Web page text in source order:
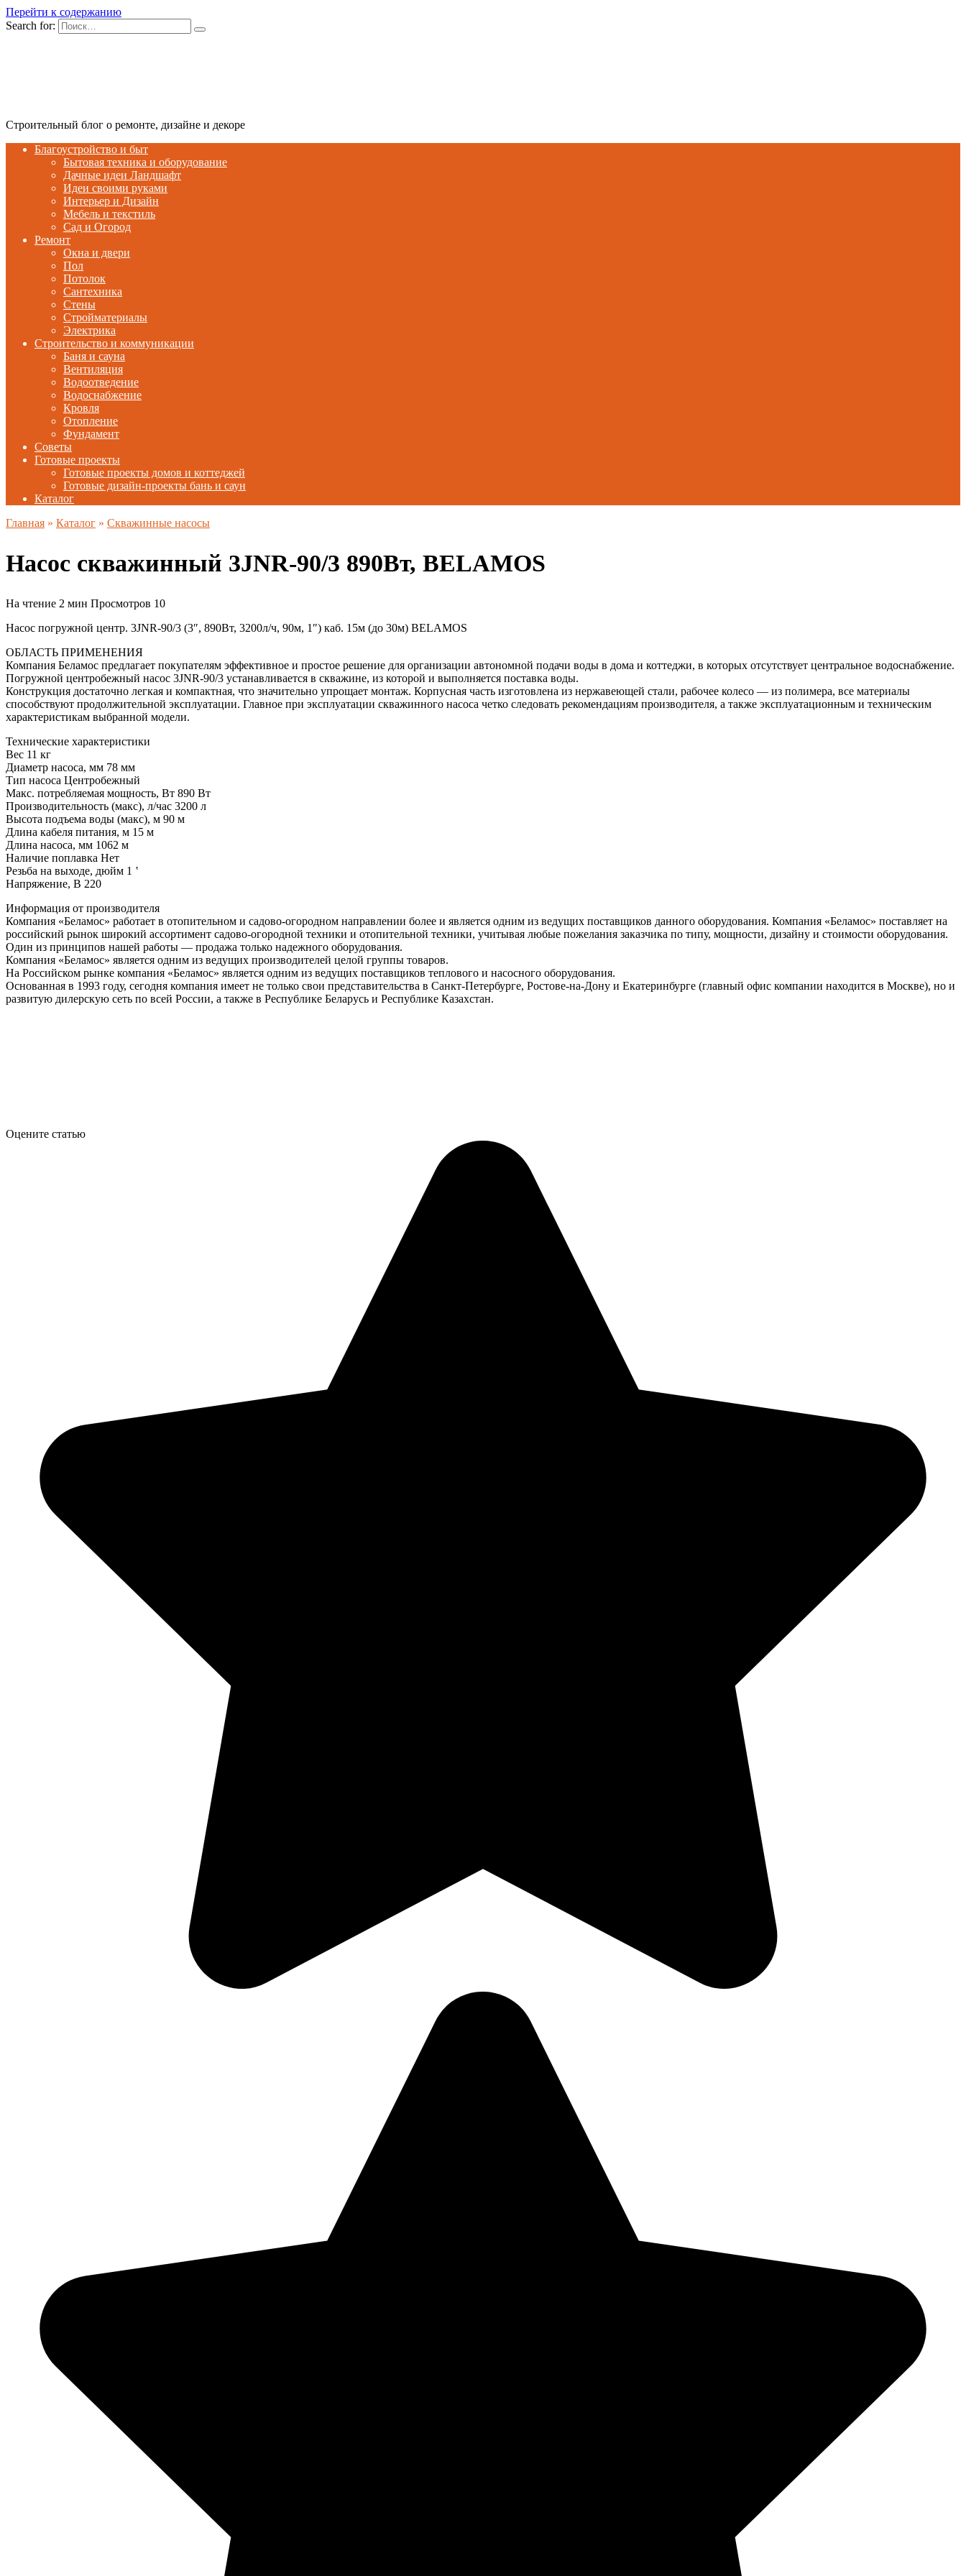
Перейти к содержанию
Search for:
Строительный блог о ремонте, дизайне и декоре
Благоустройство и быт
Бытовая техника и оборудование
Дачные идеи Ландшафт
Идеи своими руками
Интерьер и Дизайн
Мебель и текстиль
Сад и Огород
Ремонт
Окна и двери
Пол
Потолок
Сантехника
Стены
Стройматериалы
Электрика
Строительство и коммуникации
Баня и сауна
Вентиляция
Водоотведение
Водоснабжение
Кровля
Отопление
Фундамент
Советы
Готовые проекты
Готовые проекты домов и коттеджей
Готовые дизайн-проекты бань и саун
Каталог
Главная » Каталог » Скважинные насосы
Насос скважинный 3JNR-90/3 890Вт, BELAMOS
На чтение 2 мин Просмотров 10
Насос погружной центр. 3JNR-90/3 (3″, 890Вт, 3200л/ч, 90м, 1″) каб. 15м (до 30м) BELAMOS
ОБЛАСТЬ ПРИМЕНЕНИЯ
Компания Беламос предлагает покупателям эффективное и простое решение для организации автономной подачи воды в дома и коттеджи, в которых отсутствует центральное водоснабжение.
Погружной центробежный насос 3JNR-90/3 устанавливается в скважине, из которой и выполняется поставка воды.
Конструкция достаточно легкая и компактная, что значительно упрощает монтаж. Корпусная часть изготовлена из нержавеющей стали, рабочее колесо — из полимера, все материалы
способствуют продолжительной эксплуатации. Главное при эксплуатации скважинного насоса четко следовать рекомендациям производителя, а также эксплуатационным и техническим
характеристикам выбранной модели.
Технические характеристики
Вес 11 кг
Диаметр насоса, мм 78 мм
Тип насоса Центробежный
Макс. потребляемая мощность, Вт 890 Вт
Производительность (макс), л/час 3200 л
Высота подъема воды (макс), м 90 м
Длина кабеля питания, м 15 м
Длина насоса, мм 1062 м
Наличие поплавка Нет
Резьба на выходе, дюйм 1 ‛
Напряжение, В 220
Информация от производителя
Компания «Беламос» работает в отопительном и садово-огородном направлении более и является одним из ведущих поставщиков данного оборудования. Компания «Беламос» поставляет на
российский рынок широкий ассортимент садово-огородной техники и отопительной техники, учитывая любые пожелания заказчика по типу, мощности, дизайну и стоимости оборудования.
Один из принципов нашей работы — продажа только надежного оборудования.
Компания «Беламос» является одним из ведущих производителей целой группы товаров.
На Российском рынке компания «Беламос» является одним из ведущих поставщиков теплового и насосного оборудования.
Основанная в 1993 году, сегодня компания имеет не только свои представительства в Санкт-Петербурге, Ростове-на-Дону и Екатеринбурге (главный офис компании находится в Москве), но и
развитую дилерскую сеть по всей России, а также в Республике Беларусь и Республике Казахстан.
Оцените статью